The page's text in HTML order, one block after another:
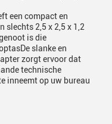
een compact en
slechts 2,5 x 2,5 x 1,2
is die
slanke en
zorgt ervoor dat
technische
inneemt op uw bureau